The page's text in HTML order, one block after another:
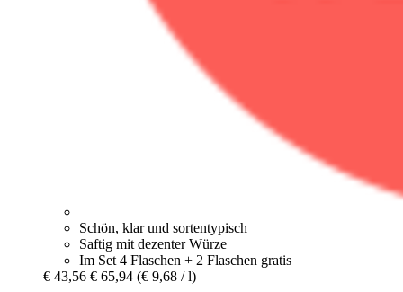
Schön, klar und sortentypisch
Saftig mit dezenter Würze
Im Set 4 Flaschen + 2 Flaschen gratis
€ 43,56 € 65,94 (€ 9,68 / l)